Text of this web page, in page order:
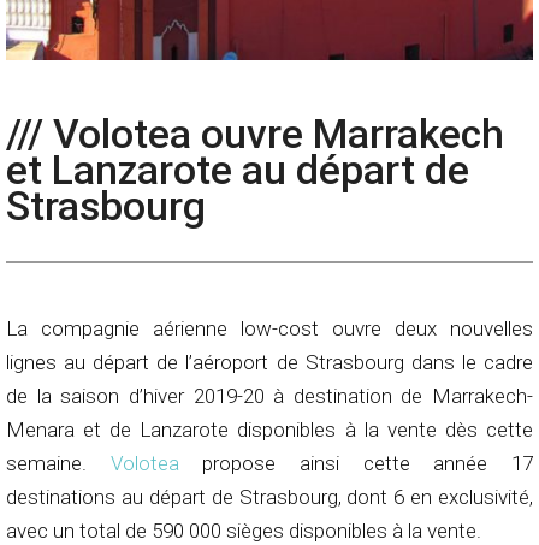
/// Volotea ouvre Marrakech
et Lanzarote au départ de
Strasbourg
La compagnie aérienne low-cost ouvre deux nouvelles
lignes au départ de l’aéroport de Strasbourg dans le cadre
de la saison d’hiver 2019-20 à destination de Marrakech-
Menara et de Lanzarote disponibles à la vente dès cette
semaine. Volotea propose ainsi cette année 17
destinations au départ de Strasbourg, dont 6 en exclusivité,
avec un total de 590 000 sièges disponibles à la vente.